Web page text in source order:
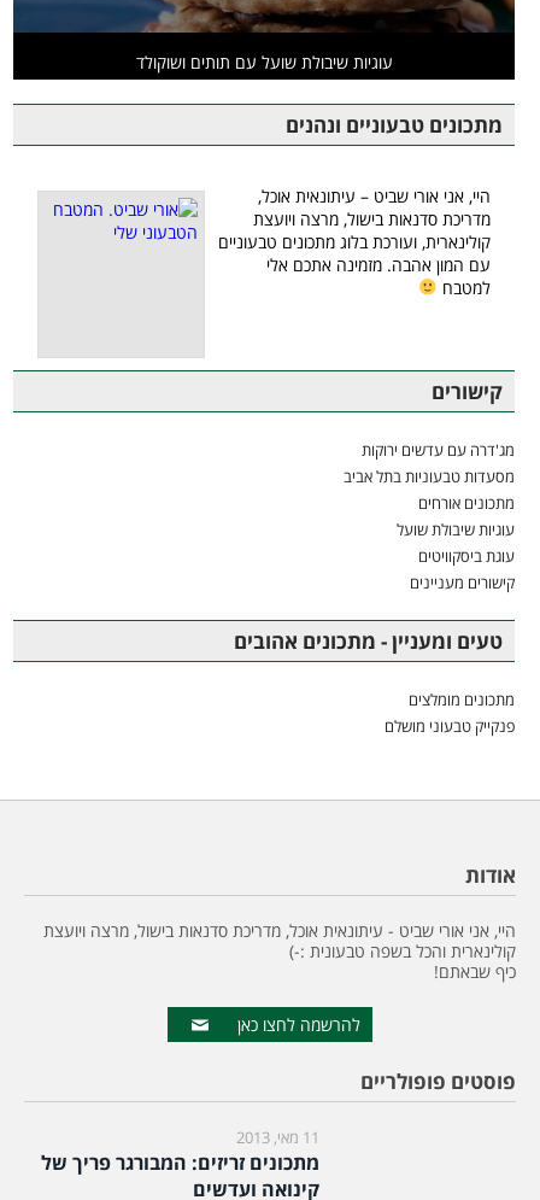
עוגיות שיבולת שועל עם תותים ושוקולד
מתכונים טבעוניים ונהנים
היי, אני אורי שביט – עיתונאית אוכל,
מדריכת סדנאות בישול, מרצה ויועצת
קולינארית, ועורכת בלוג מתכונים טבעוניים
עם המון אהבה. מזמינה אתכם אלי
למטבח
קישורים
מג'דרה עם עדשים ירוקות
מסעדות טבעוניות בתל אביב
מתכונים אורחים
עוגיות שיבולת שועל
עוגת ביסקוויטים
קישורים מעניינים
טעים ומעניין - מתכונים אהובים
מתכונים מומלצים
פנקייק טבעוני מושלם
אודות
היי, אני אורי שביט - עיתונאית אוכל, מדריכת סדנאות בישול, מרצה ויועצת
קולינארית והכל בשפה טבעונית :-)
כיף שבאתם!
להרשמה לחצו כאן
פוסטים פופולריים
11 מאי, 2013
מתכונים זריזים: המבורגר פריך של
קינואה ועדשים